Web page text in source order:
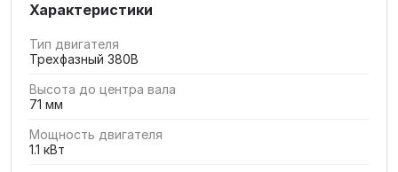
Характеристики
Тип двигателя
Трехфазный 380В
Высота до центра вала
71 мм
Мощность двигателя
1.1 кВт